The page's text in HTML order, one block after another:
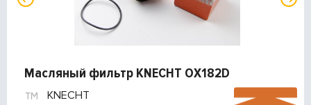
Масляный фильтр KNECHT OX182D
KNECHT